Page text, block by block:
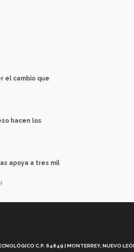
el cambio que
hacen los
apoya a tres mil
C.P. 64849 | MONTERREY, NUEVO